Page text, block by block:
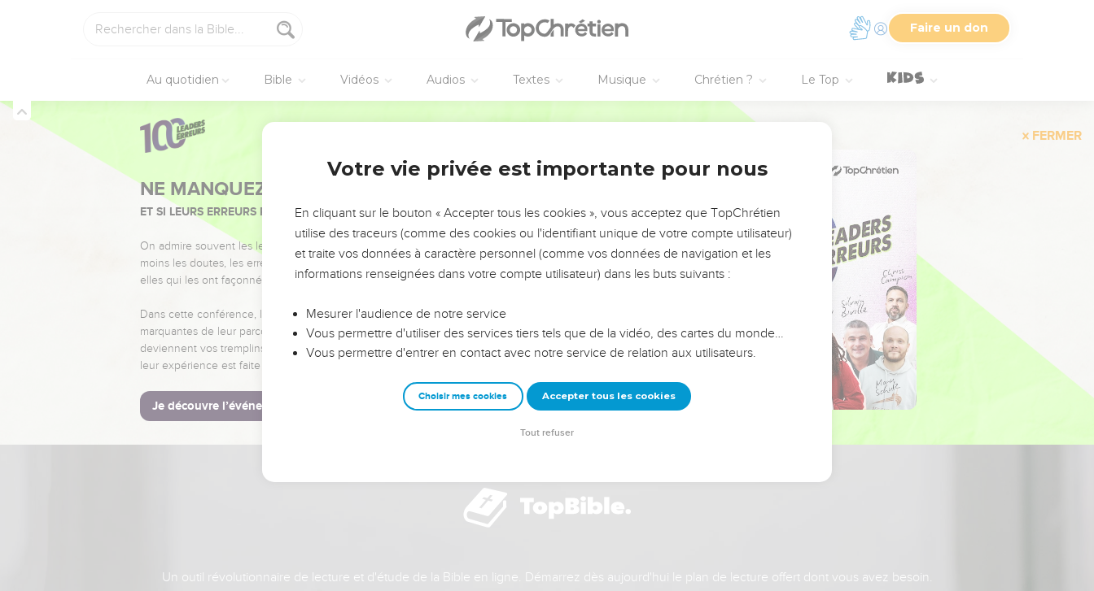
Faire un don
Au quotidien Bible Vidéos Audios Textes Musique Chrétien ? Le Top
FERMER
NE MANQUEZ PAS L’ÉVÉNEMENT DE L’ANNÉE !
ET SI LEURS ERREURS POUVAIENT VOUS ÉVITER LES VOTRES ?
On admire souvent les leaders pour leurs réussites, leur impact, leur foi ou leur vision. Mais on voit
moins les doutes, les erreurs et les saisons difficiles qu'ils ont traversés, alors même que ce sont
elles qui les ont façonnés.
Dans cette conférence, leaders, entrepreneurs, et responsables reviennent sur les erreurs
marquantes de leur parcours et les clés pour avancer avec plus de sagesse afin que leurs erreurs
deviennent vos tremplins. Que vous guidiez un ministère, une équipe, un groupe ou une famille,
leur expérience est faite pour vous.
Je découvre l’événement
Un outil révolutionnaire de lecture et d'étude de la Bible en ligne. Démarrez dès aujourd'hui le plan de lecture offert dont vous avez besoin.
Votre vie privée est importante pour nous
En cliquant sur le bouton « Accepter tous les cookies », vous acceptez que TopChrétien
utilise des traceurs (comme des cookies ou l'identifiant unique de votre compte utilisateur)
et traite vos données à caractère personnel (comme vos données de navigation et les
informations renseignées dans votre compte utilisateur) dans les buts suivants :
Mesurer l'audience de notre service
Vous permettre d'utiliser des services tiers tels que de la vidéo, des cartes du monde…
Vous permettre d'entrer en contact avec notre service de relation aux utilisateurs.
Choisir mes cookies Accepter tous les cookies
Tout refuser